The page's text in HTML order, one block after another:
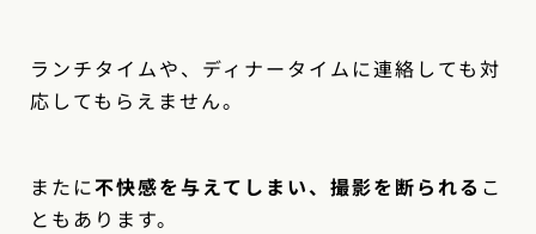
ランチタイムや、ディナータイムに連絡しても対
応してもらえません。
またに不快感を与えてしまい、撮影を断られる こ
ともあります。